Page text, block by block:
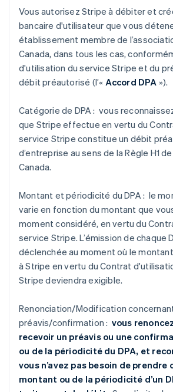
Vous autorisez Stripe à débiter et
bancaire d'utilisateur que vous
établissement membre de
Canada, dans tous les cas,
d'utilisation du service Stripe et du
débit préautorisé (l’« Accord DPA »).
Catégorie de DPA : vous
que Stripe effectue en vertu du
service Stripe constitue un débit
d’entreprise au sens de la Règle H1
Canada.
Montant et périodicité du DPA : le
varie en fonction du montant que
moment considéré, en vertu du
service Stripe. L’émission de chaque
déclenchée au moment où le
à Stripe en vertu du Contrat
Stripe deviendra exigible.
Renonciation/Modification
préavis/confirmation : vous
recevoir un préavis ou une
ou de la périodicité du DPA, et
vous n’avez pas besoin de prendre
montant ou de la périodicité d’un